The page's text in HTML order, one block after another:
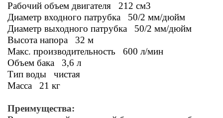
Рабочий объем двигателя 212 см3
Диаметр входного патрубка 50/2 мм/дюйм
Диаметр выходного патрубка 50/2 мм/дюйм
Высота напора 32 м
Макс. производительность 600 л/мин
Объем бака 3,6 л
Тип воды чистая
Масса 21 кг
Преимущества: